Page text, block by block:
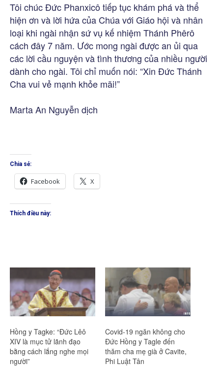
Tôi chúc Đức Phanxicô tiếp tục khám phá và thể
hiện ơn và lời hứa của Chúa với Giáo hội và nhân
loại khi ngài nhận sứ vụ kế nhiệm Thánh Phêrô
cách đây 7 năm. Ước mong ngài được an ủi qua
các lời cầu nguyện và tình thương của nhiều người
dành cho ngài. Tôi chỉ muốn nói: “Xin Đức Thánh
Cha vui vẻ mạnh khỏe mãi!”
Marta An Nguyễn dịch
Chia sẻ:
Facebook X
Thích điều này:
Hồng y Tagke: “Đức Lêô
XIV là mục tử lãnh đạo
bằng cách lắng nghe mọi
người”
Covid-19 ngăn không cho
Đức Hồng y Tagle đến
thăm cha mẹ già ở Cavite,
Phi Luật Tân